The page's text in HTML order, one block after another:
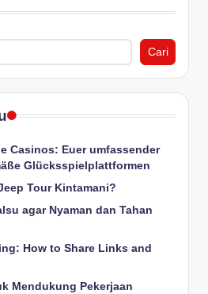
Cari
Casinos: Euer umfassender
Glücksspielplattformen
Tour Kintamani?
agar Nyaman dan Tahan
How to Share Links and
Mendukung Pekerjaan